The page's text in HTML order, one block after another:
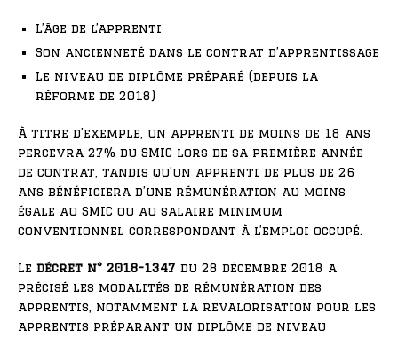
L’âge de l’apprenti
Son ancienneté dans le contrat d’apprentissage
Le niveau de diplôme préparé (depuis la
réforme de 2018)
À titre d’exemple, un apprenti de moins de 18 ans
percevra 27% du SMIC lors de sa première année
de contrat, tandis qu’un apprenti de plus de 26
ans bénéficiera d’une rémunération au moins
égale au SMIC ou au salaire minimum
conventionnel correspondant à l’emploi occupé.
Le décret n° 2018-1347 du 28 décembre 2018 a
précisé les modalités de rémunération des
apprentis, notamment la revalorisation pour les
apprentis préparant un diplôme de niveau